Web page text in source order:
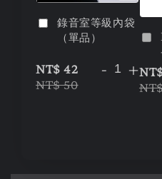
錄音室等級內袋
（單品）
NT$ 42
NT$ 50
- +